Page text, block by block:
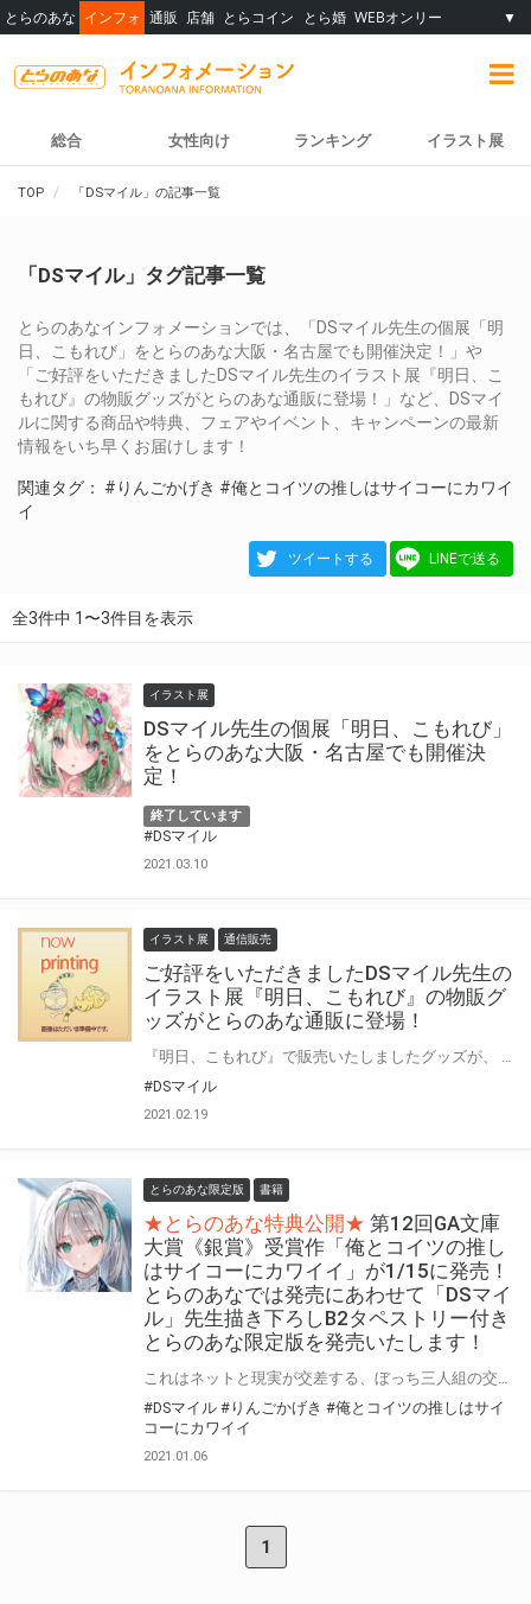
とらのあな インフォ 通販 店舗 とらコイン とら婚 WEBオンリー ▼
総合 女性向け ランキング イラスト展
TOP 「DSマイル」の記事一覧
「DSマイル」タグ記事一覧
とらのあなインフォメーションでは、「DSマイル先生の個展「明
日、こもれび」をとらのあな大阪・名古屋でも開催決定！」や
「ご好評をいただきましたDSマイル先生のイラスト展『明日、こ
もれび』の物販グッズがとらのあな通販に登場！」など、DSマイ
ルに関する商品や特典、フェアやイベント、キャンペーンの最新
情報をいち早くお届けします！
関連タグ： #りんごかげき #俺とコイツの推しはサイコーにカワイ
イ
ツイートする LINEで送る
全3件中 1〜3件目を表示
イラスト展
DSマイル先生の個展「明日、こもれび」
をとらのあな大阪・名古屋でも開催決
定！
終了しています
#DSマイル
2021.03.10
イラスト展 通信販売
ご好評をいただきましたDSマイル先生の
イラスト展『明日、こもれび』の物販グ
ッズがとらのあな通販に登場！
#DSマイル
2021.02.19
とらのあな限定版 書籍
★とらのあな特典公開★ 第12回GA文庫
大賞《銀賞》受賞作「俺とコイツの推し
はサイコーにカワイイ」が1/15に発売！
とらのあなでは発売にあわせて「DSマイ
ル」先生描き下ろしB2タペストリー付き
とらのあな限定版を発売いたします！
#DSマイル #りんごかげき #俺とコイツの推しはサイ
コーにカワイイ
2021.01.06
1